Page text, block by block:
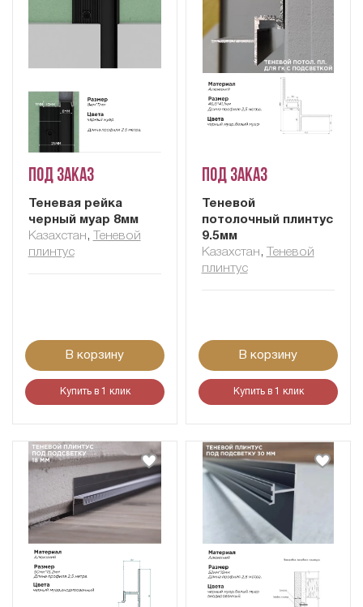
Под заказ
Теневая рейка
черный муар 8мм
Казахстан ,
Теневой
плинтус
В корзину
Купить в 1 клик
Под заказ
Теневой
потолочный плинтус
9.5мм
Казахстан ,
Теневой
плинтус
В корзину
Купить в 1 клик